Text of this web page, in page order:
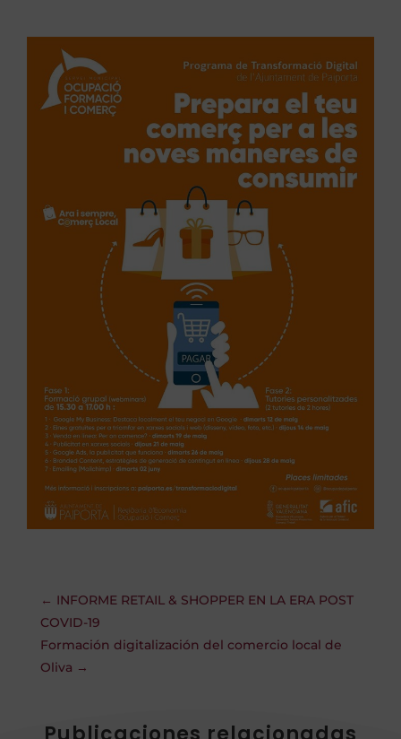
← INFORME RETAIL & SHOPPER EN LA ERA POST
COVID-19
Formación digitalización del comercio local de
Oliva →